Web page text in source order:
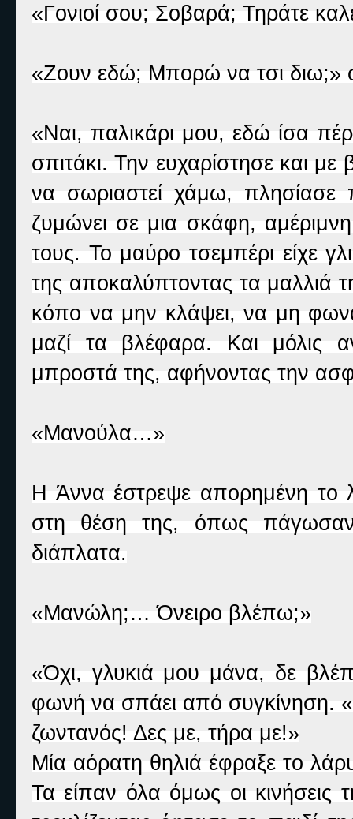
«Γονιοί σου; Σοβαρά; Τηράτε
«Ζουν εδώ; Μπορώ να τσι διω;»
«Ναι, παλικάρι μου, εδώ ίσα
σπιτάκι. Την ευχαρίστησε και
να σωριαστεί χάμω,
ζυμώνει σε μια σκάφη,
τους. Το μαύρο τσεμπέρι είχε
της αποκαλύπτοντας τα μαλλιά
κόπο να μην κλάψει, να μη
μαζί τα βλέφαρα. Και μόλις
μπροστά της, αφήνοντας την
«Μανούλα…»
Η Άννα έστρεψε απορημένη το
στη θέση της, όπως πάγωσαν
διάπλατα.
«Μανώλη;… Όνειρο βλέπω;»
«Όχι, γλυκιά μου μάνα, δε
φωνή να σπάει από συγκίνηση.
ζωντανός! Δες με, τήρα με!»
Μία αόρατη θηλιά έφραξε το
Τα είπαν όλα όμως οι κινήσεις